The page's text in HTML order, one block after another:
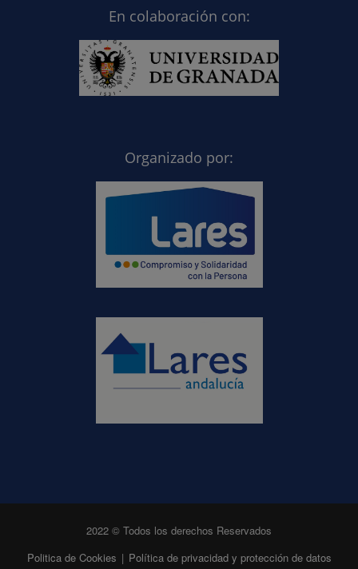
En colaboración con:
Organizado por:
2022 © Todos los derechos Reservados
Politica de Cookies | Política de privacidad y protección de datos